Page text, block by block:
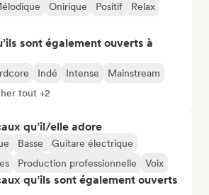
Onirique Positif
Relax
sont également ouverts à
Indé Intense
Mainstream
tout +2
qu’il/elle adore
Basse
Guitare électrique
Production professionnelle Voix
qu’ils sont également ouverts